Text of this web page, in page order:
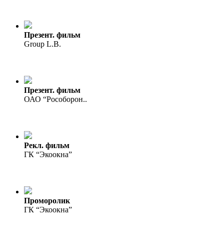
Презент. фильм
Group L.B.
Презент. фильм
ОАО “Рособорон..
Рекл. фильм
ГК “Экоокна”
Проморолик
ГК “Экоокна”